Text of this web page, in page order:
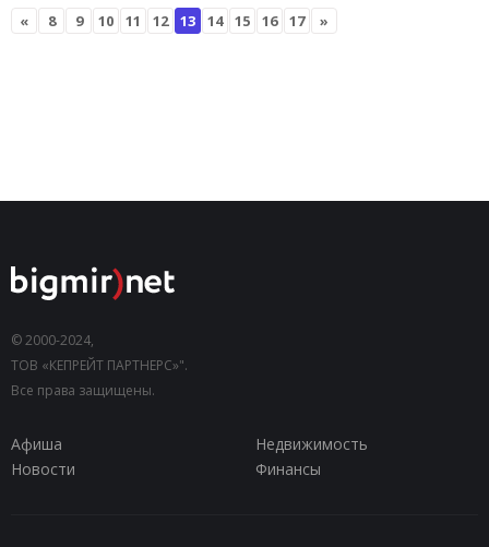
« 8 9 10 11 12 13 14 15 16 17 »
© 2000-2024,
ТОВ «КЕПРЕЙТ ПАРТНЕРС»".
Все права защищены.
Афиша
Недвижимость
Новости
Финансы